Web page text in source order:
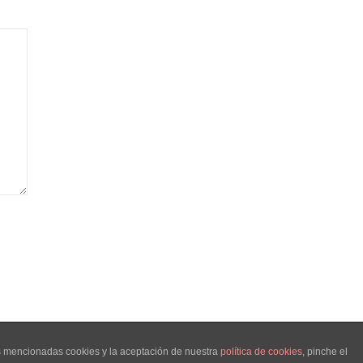
cookies y la aceptación de nuestra política de cookies, pinche el